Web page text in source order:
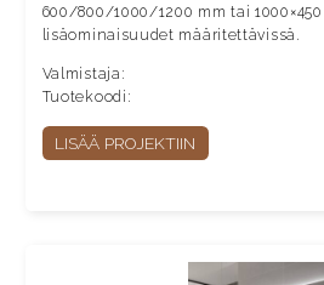
600/800/1000/1200 mm tai
lisäominaisuudet määritettävissä.
Valmistaja:
Tuotekoodi:
LISÄÄ PROJEKTIIN